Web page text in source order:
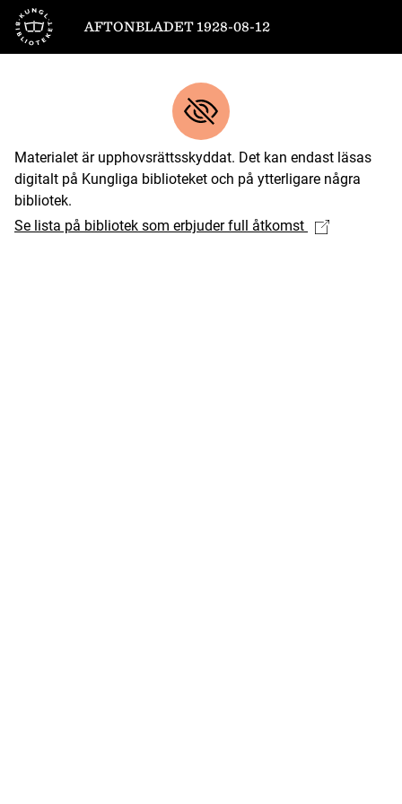
Till startsidan
AFTONBLADET 1928-08-12
Materialet är upphovsrättsskyddat. Det kan endast läsas
digitalt på Kungliga biblioteket och på ytterligare några
bibliotek.
Se lista på bibliotek som erbjuder full åtkomst